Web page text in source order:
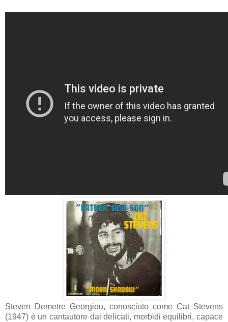
Steven Demetre Georgiou, conosciuto come Cat Stevens
(1947) è un cantautore dai delicati, morbidi equilibri, capace